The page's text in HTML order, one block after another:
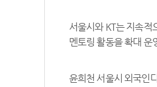
서울시와 KT는 지속적
멘토링 활동을 확대 운
윤희천 서울시 외국인